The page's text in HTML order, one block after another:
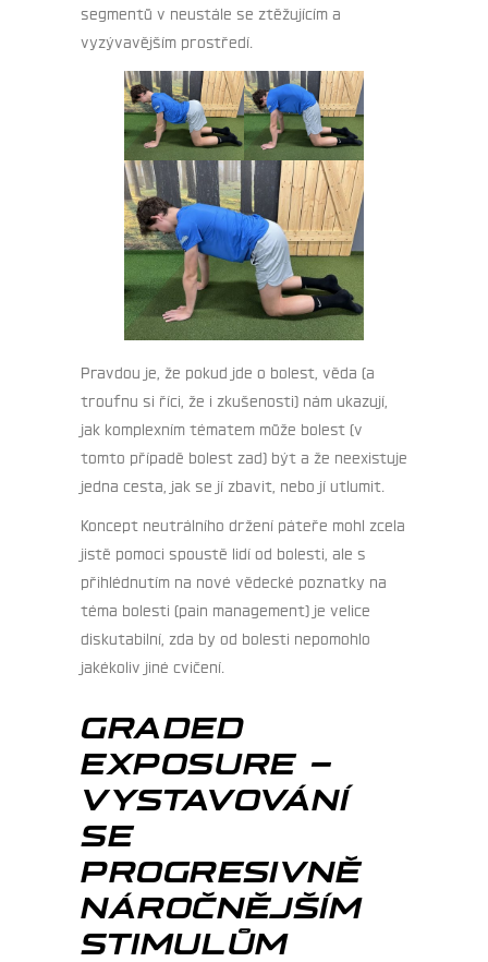
segmentů v neustále se ztěžujícím a
vyzývavějším prostředí.
Pravdou je, že pokud jde o bolest, věda (a
troufnu si říci, že i zkušenosti) nám ukazují,
jak komplexním tématem může bolest (v
tomto případě bolest zad) být a že neexistuje
jedna cesta, jak se jí zbavit, nebo jí utlumit.
Koncept neutrálního držení páteře mohl zcela
jistě pomoci spoustě lidí od bolesti, ale s
přihlédnutím na nové vědecké poznatky na
téma bolesti (pain management) je velice
diskutabilní, zda by od bolesti nepomohlo
jakékoliv jiné cvičení.
GRADED
EXPOSURE –
VYSTAVOVÁNÍ
SE
PROGRESIVNĚ
NÁROČNĚJŠÍM
STIMULŮM